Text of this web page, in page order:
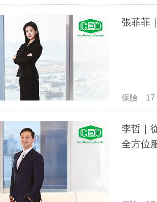
張菲菲
保險 17
李哲｜
全方位